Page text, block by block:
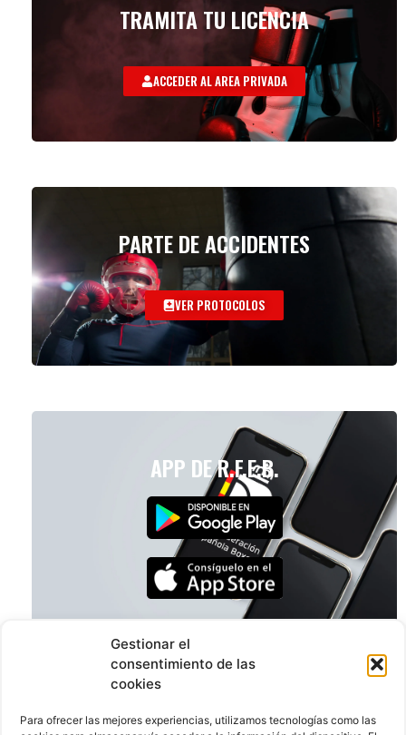
Gestionar el
consentimiento de las
cookies
Para ofrecer las mejores experiencias, utilizamos tecnologías como las
TRAMITA TU LICENCIA
ACCEDER AL AREA PRIVADA
PARTE DE ACCIDENTES
VER PROTOCOLOS
APP DE R.F.E.B.